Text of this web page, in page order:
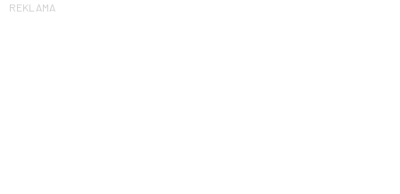
REKLAMA